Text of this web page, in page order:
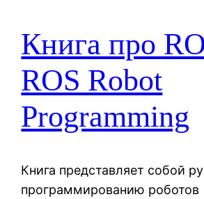
Книга про
ROS Robot
Programming
Книга представляет собой
программированию роботов